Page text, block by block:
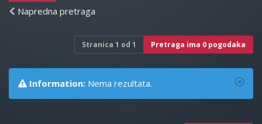
Napredna pretraga
Stranica 1 od 1 Pretraga ima 0 pogodaka
Information: Nema rezultata.